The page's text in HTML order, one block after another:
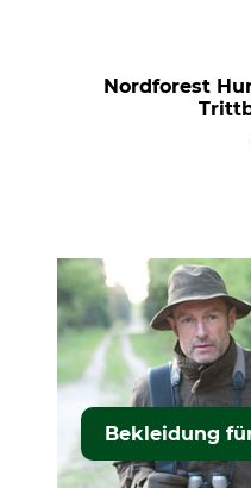
Nordforest
Bekleidung